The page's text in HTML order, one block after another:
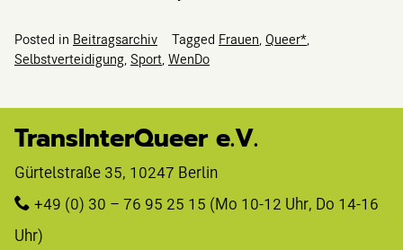
Posted in Beitragsarchiv Tagged Frauen Queer*
Selbstverteidigung Sport WenDo
TransInterQueer e.V.
Gürtelstraße 35, 10247 Berlin
+49 (0) 30 – 76 95 25 15 (Mo 10-12 Uhr, Do 14-16
Uhr)